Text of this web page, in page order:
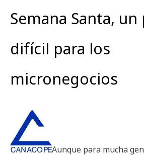
Semana Santa,
difícil para los
micronegocios
Aunque para mucha